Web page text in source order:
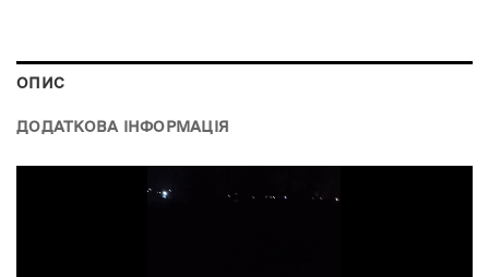
ОПИС
ДОДАТКОВА ІНФОРМАЦІЯ